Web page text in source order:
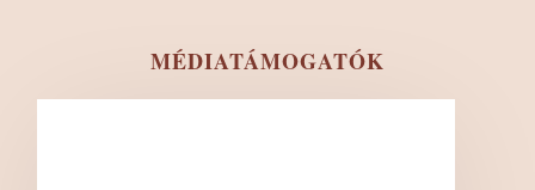
MÉDIATÁMOGATÓK